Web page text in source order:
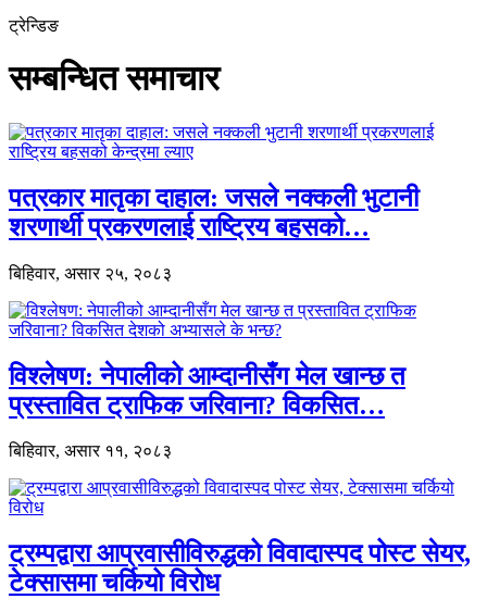
ट्रेन्डिङ
सम्बन्धित समाचार
पत्रकार मातृका दाहाल: जसले नक्कली भुटानी
शरणार्थी प्रकरणलाई राष्ट्रिय बहसको…
बिहिवार, असार २५, २०८३
विश्लेषण: नेपालीको आम्दानीसँग मेल खान्छ त
प्रस्तावित ट्राफिक जरिवाना? विकसित…
बिहिवार, असार ११, २०८३
ट्रम्पद्वारा आप्रवासीविरुद्धको विवादास्पद पोस्ट सेयर,
टेक्सासमा चर्कियो विरोध